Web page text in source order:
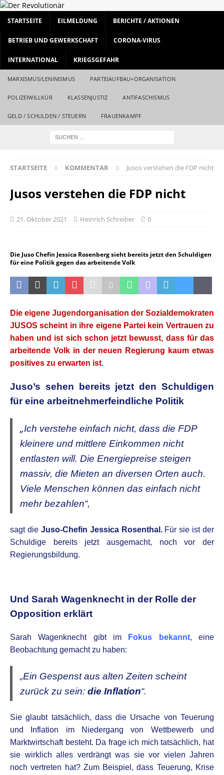
STARTSEITE EILMELDUNG BERICHTE / AKTIONEN
BETRIEB UND GEWERKSCHAFT CORONA-VIRUS
INTERNATIONAL KRIEGSGEFAHR
MARXISMUS/LENINISMUS PARTEIAUFBAU+ORGANISATION
POLIZEIWILLKÜR KLASSENJUSTIZ ANTIFASCHISMUS
GELD / SCHULDEN / STEUERN FRAUENKAMPF
STARTSEITE KOMMENTAR Jusos verstehen die FDP nicht
Jusos verstehen die FDP nicht
21. Oktober 2021 Heinrich Schreiber 0
Die Juso Chefin Jessica Rosenberg sieht bereits jetzt den Schuldigen
für eine Politik gegen das arbeitende Volk
Die eigene Jugendorganisation der Sozialdemokraten
JUSOS scheint in ihre eigene Partei kein Vertrauen zu
haben und ist sich schon jetzt bewusst, dass für das
arbeitende Volk in der neuen Regierung kaum etwas
positives zu erwarten ist.
Juso’s sehen bereits jetzt den Schuldigen
für eine arbeitnehmerfeindliche Politik
„Ich verstehe einfach nicht, dass die FDP
kleinere und mittlere Einkommen nicht
entlasten will. Die Energiepreise steigen
massiv, die Mieten an diversen Orten auch.
Viele Menschen können das einfach nicht
mehr bezahlen“,
sagt die Juso-Chefin Jessica Rosenthal. Für sie ist der
Schuldige bereits jetzt ausgemacht, noch vor der
Regierungsbildung.
Und Sarah Wagenknecht in der Rolle der
Opposition erklärt
Sarah Wagenknecht gibt im Fokus bekannt, eine
Beobachtung gemacht zu haben:
„Ein Gespenst aus alten Zeiten scheint
zurück zu sein: die Inflation“.
Sie glaubt tatsächlich, dass die Ursache von Teuerung
und Inflation im Niedergang von Wettbewerb und
Marktwirtschaft besteht. Da frage ich mich tatsächlich, hat
sie wirklich alles verdrängt was sie vor vielen Jahren
noch vertreten hat? Zum Beispiel, dass Teuerung, Krise